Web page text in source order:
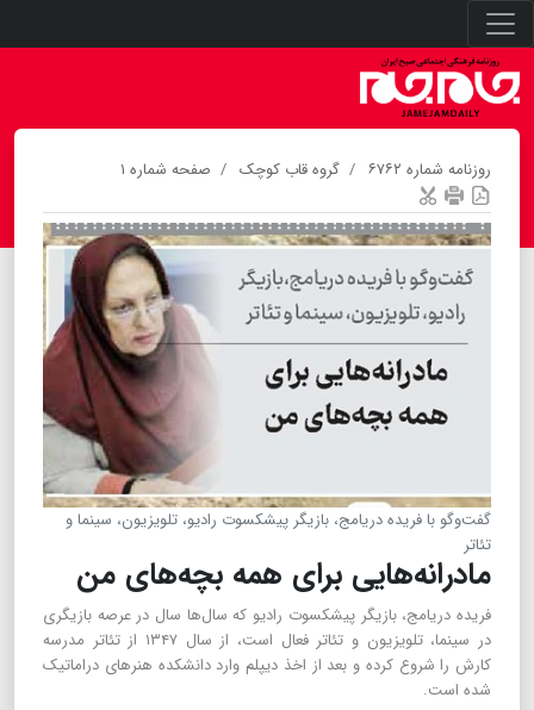
روزنامه شماره ۶۷۶۲ گروه قاب کوچک صفحه شماره ۱
گفت‌وگو با فریده دریامج، بازیگر پیشکسوت رادیو، تلویزیون، سینما و
تئاتر
مادرانه‌هایی برای همه بچه‌های من
فریده دریامج، بازیگر پیشکسوت رادیو که سال‌ها سال در عرصه بازیگری
در سینما، تلویزیون و تئاتر فعال است، از سال ۱۳۴۷ از تئاتر مدرسه
کارش را شروع کرده و بعد از اخذ دیپلم وارد دانشکده هنرهای دراماتیک
شده است.